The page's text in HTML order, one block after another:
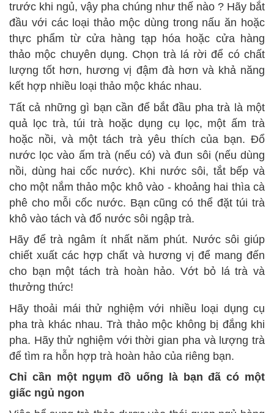
trước khi ngủ, vậy pha chúng như thế nào ? Hãy bắt
đầu với các loại thảo mộc dùng trong nấu ăn hoặc
thực phẩm từ cửa hàng tạp hóa hoặc cửa hàng
thảo mộc chuyên dụng. Chọn trà lá rời để có chất
lượng tốt hơn, hương vị đậm đà hơn và khả năng
kết hợp nhiều loại thảo mộc khác nhau.
Tất cả những gì bạn cần để bắt đầu pha trà là một
quả lọc trà, túi trà hoặc dụng cụ lọc, một ấm trà
hoặc nồi, và một tách trà yêu thích của bạn. Đổ
nước lọc vào ấm trà (nếu có) và đun sôi (nếu dùng
nồi, dùng hai cốc nước). Khi nước sôi, tắt bếp và
cho một nắm thảo mộc khô vào - khoảng hai thìa cà
phê cho mỗi cốc nước. Bạn cũng có thể đặt túi trà
khô vào tách và đổ nước sôi ngập trà.
Hãy để trà ngâm ít nhất năm phút. Nước sôi giúp
chiết xuất các hợp chất và hương vị để mang đến
cho bạn một tách trà hoàn hảo. Vớt bỏ lá trà và
thưởng thức!
Hãy thoải mái thử nghiệm với nhiều loại dụng cụ
pha trà khác nhau. Trà thảo mộc không bị đắng khi
pha. Hãy thử nghiệm với thời gian pha và lượng trà
để tìm ra hỗn hợp trà hoàn hảo của riêng bạn.
Chỉ cần một ngụm đồ uống là bạn đã có một
giấc ngủ ngon